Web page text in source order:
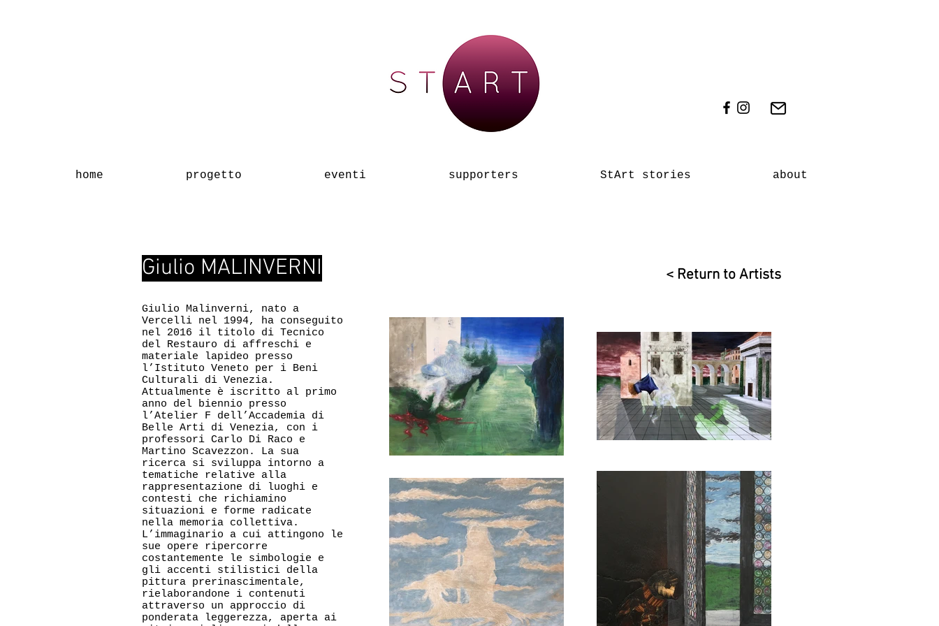
home progetto eventi supporters StArt stories about
Giulio MALINVERNI < Return to Artists
Giulio Malinverni, nato a
Vercelli nel 1994, ha conseguito
nel 2016 il titolo di Tecnico
del Restauro di affreschi e
materiale lapideo presso
l’Istituto Veneto per i Beni
Culturali di Venezia.
Attualmente è iscritto al primo
anno del biennio presso
l’Atelier F dell’Accademia di
Belle Arti di Venezia, con i
professori Carlo Di Raco e
Martino Scavezzon. La sua
ricerca si sviluppa intorno a
tematiche relative alla
rappresentazione di luoghi e
contesti che richiamino
situazioni e forme radicate
nella memoria collettiva.
L’immaginario a cui attingono le
sue opere ripercorre
costantemente le simbologie e
gli accenti stilistici della
pittura prerinascimentale,
rielaborandone i contenuti
attraverso un approccio di
ponderata leggerezza, aperta ai